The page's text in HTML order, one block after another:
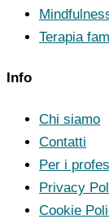
Terapia
Info
Chi siamo
Contatti
Per i
Privacy
Cookie